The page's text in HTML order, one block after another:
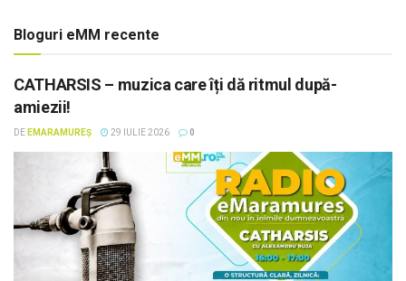
Bloguri eMM recente
CATHARSIS – muzica care îți dă ritmul după-
amiezii!
DE EMARAMUREȘ 29 IULIE 2026 0